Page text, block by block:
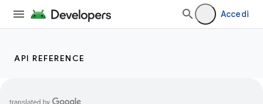
Accedi
API REFERENCE